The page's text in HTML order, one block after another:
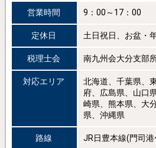
営業時間 9：00～17：00
定休日 土日祝日、お盆・
税理士会 南九州会大分支部
対応エリア
北海道、千葉県、
府、広島県、山口
崎県、熊本県、大
県、沖縄県
路線 JR日豊本線(門司